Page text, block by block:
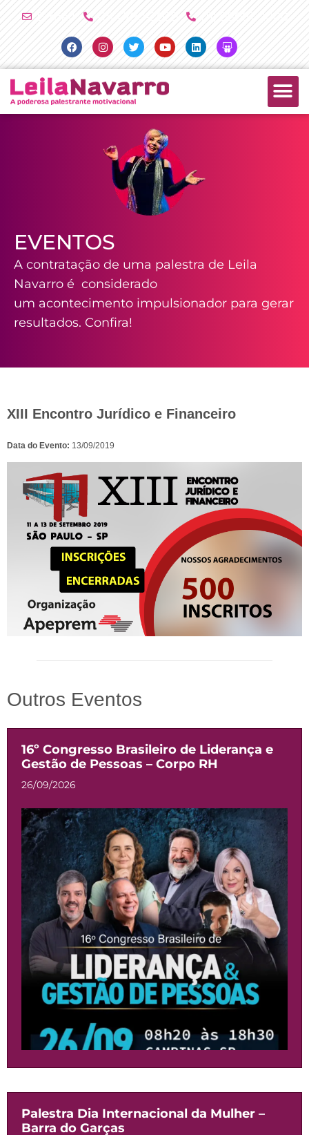
conteúdo
FacebookInstagramTwitterYoutubeLinkedinSlideshare
EVENTOS
A contratação de uma palestra de Leila
Navarro é considerado
um acontecimento impulsionador para gerar
resultados. Confira!
XIII Encontro Jurídico e Financeiro
Data do Evento: 13/09/2019
Outros Eventos
16º Congresso Brasileiro de Liderança e
Gestão de Pessoas – Corpo RH
26/09/2026
Palestra Dia Internacional da Mulher –
Barra do Garças